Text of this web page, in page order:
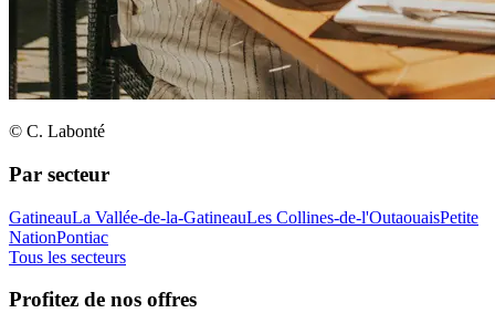
© C. Labonté
Par secteur
GatineauLa Vallée-de-la-GatineauLes Collines-de-l'OutaouaisPetite
NationPontiac
Tous les secteurs
Profitez de nos offres